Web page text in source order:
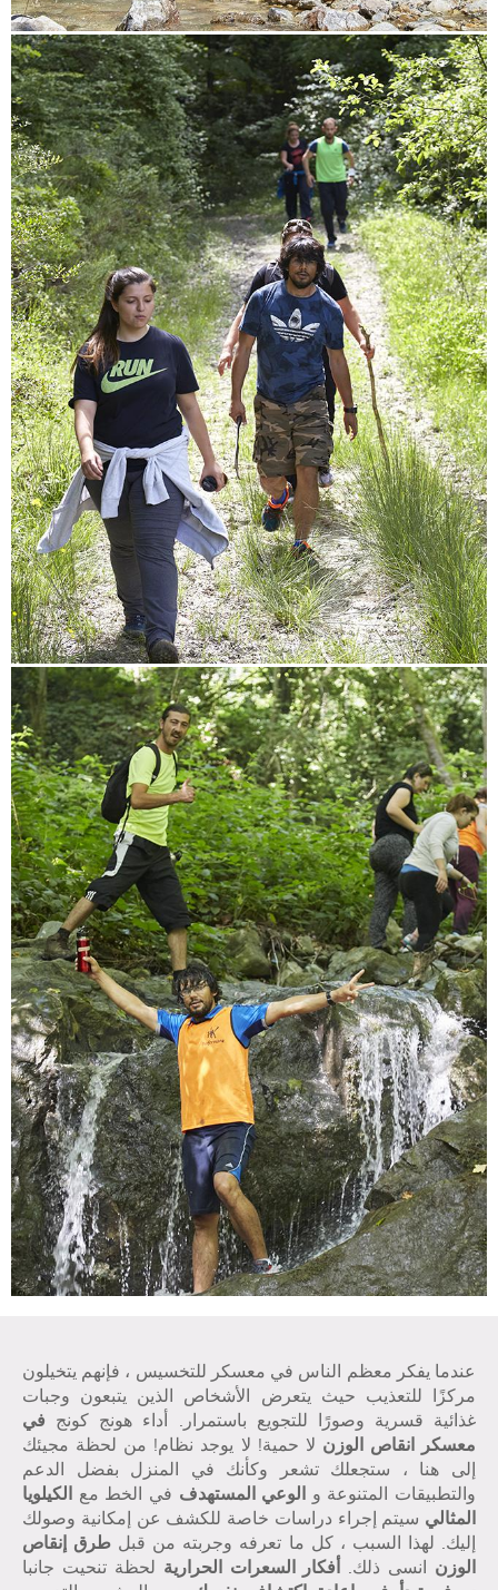
عندما يفكر معظم الناس في معسكر للتخسيس ، فإنهم يتخيلون
مركزًا للتعذيب حيث يتعرض الأشخاص الذين يتبعون وجبات
غذائية قسرية وصورًا للتجويع باستمرار. أداء هونج كونج في
معسكر انقاص الوزن لا حمية! لا يوجد نظام! من لحظة مجيئك
إلى هنا ، ستجعلك تشعر وكأنك في المنزل بفضل الدعم
والتطبيقات المتنوعة و الوعي المستهدف في الخط مع الكيلويا
المثالي سيتم إجراء دراسات خاصة للكشف عن إمكانية وصولك
إليك. لهذا السبب ، كل ما تعرفه وجربته من قبل طرق إنقاص
الوزن انسى ذلك. أفكار السعرات الحرارية لحظة تنحيت جانبا